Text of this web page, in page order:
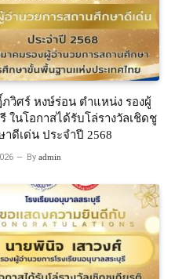
วิศร์ หงษ์ร่อน ตำแหน่ง รองผู้
ในโอกาสได้รับโล่รางวัลเชิดชู
ดีเด่น ประจำปี 2568
By admin